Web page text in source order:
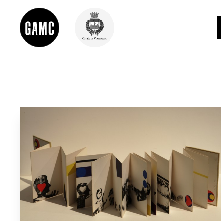
GLI AUTORI
LORENZO VIANI
MOSTRE
EVENTI
PALAZZO DELLE MUSE